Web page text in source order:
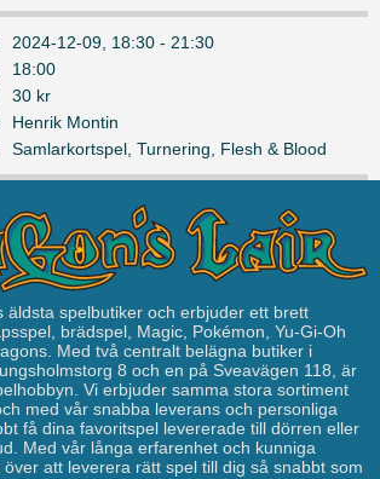
2024-12-09, 18:30 - 21:30
18:00
30 kr
Henrik Montin
Samlarkortspel Turnering Flesh & Blood
äldsta spelbutiker och erbjuder ett brett
brädspel, Magic, Pokémon, Yu-Gi-Oh
Med två centralt belägna butiker i
8 och en på Sveavägen 118, är
Vi erbjuder samma stora sortiment
med vår snabba leverans och personliga
få dina favoritspel levererade till dörren eller
Med vår långa erfarenhet och kunniga
att leverera rätt spel till dig så snabbt som